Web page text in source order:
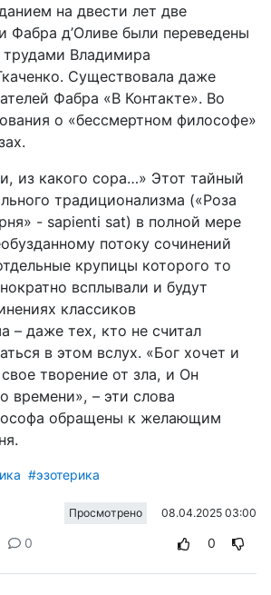
на двести лет две
Фабра д’Оливе были переведены
трудами Владимира
Существовала даже
Фабра «В Контакте». Во
о «бессмертном философе»
из какого сора…» Этот тайный
традиционализма («Роза
- sapienti sat) в полной мере
потоку сочинений
крупицы которого то
всплывали и будут
классиков
– даже тех, кто не считал
в этом вслух. «Бог хочет и
творение от зла, и Он
времени», – эти слова
обращены к желающим
#эзотерика
Просмотрено 08.04.2025 03:00
0 0